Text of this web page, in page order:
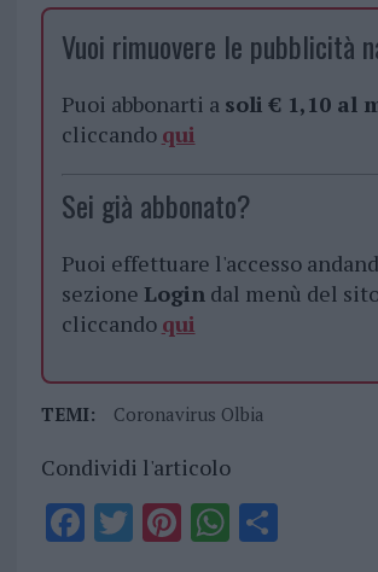
Vuoi rimuovere le pubblicità
Puoi abbonarti a soli € 1,10 al
cliccando qui
Sei già abbonato?
Puoi effettuare l'accesso
sezione Logindal menù del
cliccando qui
TEMI: Coronavirus Olbia
Condividi l'articolo
F T PiWS